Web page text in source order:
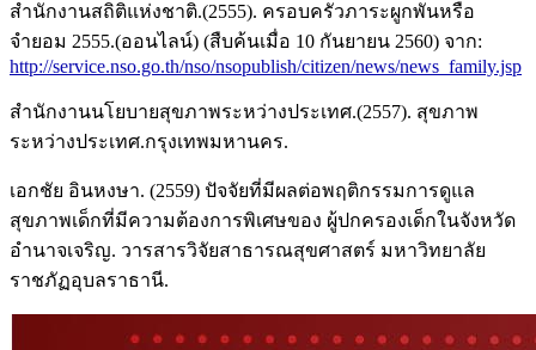
สำนักงานสถิติแห่งชาติ.(2555). ครอบครัวภาระผูกพันหรือ
จำยอม 2555.(ออนไลน์) (สืบค้นเมื่อ 10 กันยายน 2560) จาก:
http://service.nso.go.th/nso/nsopublish/citizen/news/news_family.jsp
สำนักงานนโยบายสุขภาพระหว่างประเทศ.(2557). สุขภาพ
ระหว่างประเทศ.กรุงเทพมหานคร.
เอกชัย อินหงษา. (2559) ปัจจัยที่มีผลต่อพฤติกรรมการดูแล
สุขภาพเด็กที่มีความต้องการพิเศษของ ผู้ปกครองเด็กในจังหวัด
อำนาจเจริญ. วารสารวิจัยสาธารณสุขศาสตร์ มหาวิทยาลัย
ราชภัฏอุบลราธานี.